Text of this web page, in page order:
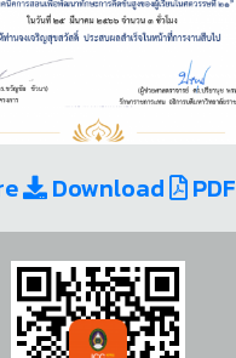
Download PDF